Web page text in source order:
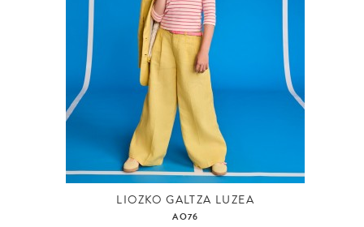
LIOZKO GALTZA LUZEA
AO76